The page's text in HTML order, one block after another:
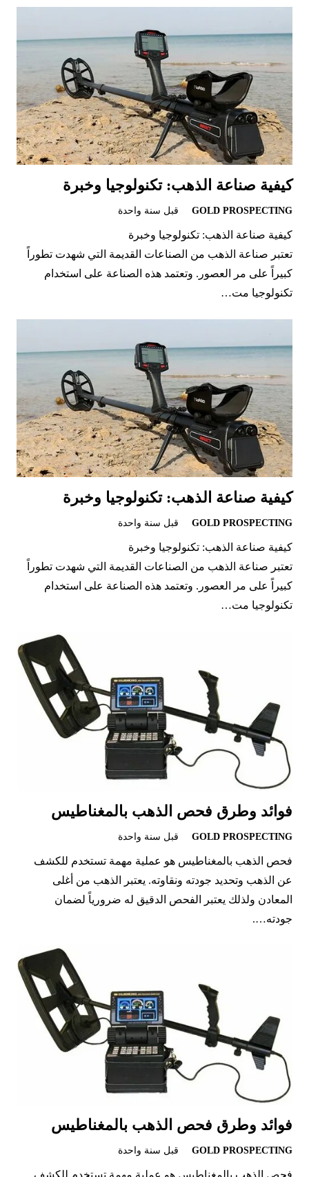
كيفية صناعة الذهب: تكنولوجيا وخبرة
GOLD PROSPECTING قبل سنة واحدة
كيفية صناعة الذهب: تكنولوجيا وخبرة
تعتبر صناعة الذهب من الصناعات القديمة التي شهدت تطوراً
كبيراً على مر العصور. وتعتمد هذه الصناعة على استخدام
تكنولوجيا مت…
كيفية صناعة الذهب: تكنولوجيا وخبرة
GOLD PROSPECTING قبل سنة واحدة
كيفية صناعة الذهب: تكنولوجيا وخبرة
تعتبر صناعة الذهب من الصناعات القديمة التي شهدت تطوراً
كبيراً على مر العصور. وتعتمد هذه الصناعة على استخدام
تكنولوجيا مت…
فوائد وطرق فحص الذهب بالمغناطيس
GOLD PROSPECTING قبل سنة واحدة
فحص الذهب بالمغناطيس هو عملية مهمة تستخدم للكشف
عن الذهب وتحديد جودته ونقاوته. يعتبر الذهب من أغلى
المعادن ولذلك يعتبر الفحص الدقيق له ضرورياً لضمان
جودته….
فوائد وطرق فحص الذهب بالمغناطيس
GOLD PROSPECTING قبل سنة واحدة